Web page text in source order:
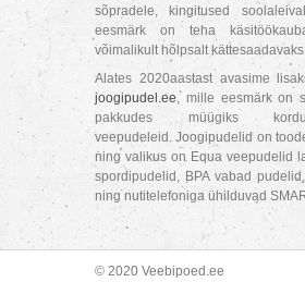
sõpradele, kingitused
eesmärk on teha
võimalikult hõlpsalt
Alates 2020aastast avasime
joogipudel.ee, mille eesmärk on
pakkudes müügiks
veepudeleid. Joogipudelid on
ning valikus on Equa veepudelid
spordipudelid, BPA vabad
ning nutitelefoniga ühilduvad
© 2020 Veebipoed.ee